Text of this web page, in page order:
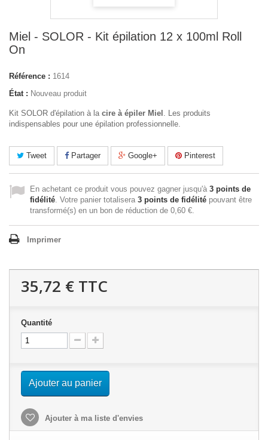
Miel - SOLOR - Kit épilation 12 x 100ml Roll
On
Référence : 1614
État : Nouveau produit
Kit SOLOR d'épilation à la cire à épiler Miel . Les produits
indispensables pour une épilation professionnelle.
Tweet Partager Google+ Pinterest
En achetant ce produit vous pouvez gagner jusqu'à 3 points de
fidélité. Votre panier totalisera 3 points de fidélité pouvant être
transformé(s) en un bon de réduction de 0,60 €.
Imprimer
35,72 € TTC
Quantité
Ajouter au panier
Ajouter à ma liste d'envies